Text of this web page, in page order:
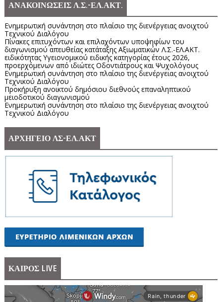
ΑΝΑΚΟΙΝΩΣΕΙΣ Λ.Σ.-ΕΛ.ΑΚΤ.
Ενημερωτική συνάντηση στο πλαίσιο της διενέργειας ανοιχτού
Τεχνικού Διαλόγου
Πίνακες επιτυχόντων και επιλαχόντων υποψηφίων του
διαγωνισμού απευθείας κατάταξης Αξιωματικών Λ.Σ.-ΕΛ.ΑΚΤ.
ειδικότητας Υγειονομικού ειδικής κατηγορίας έτους 2026,
προερχόμενων από ιδιώτες Οδοντιάτρους και Ψυχολόγους
Ενημερωτική συνάντηση στο πλαίσιο της διενέργειας ανοιχτού
Τεχνικού Διαλόγου
Προκήρυξη ανοικτού δημόσιου διεθνούς επαναληπτικού
μειοδοτικού διαγωνισμού
Ενημερωτική συνάντηση στο πλαίσιο της διενέργειας ανοιχτού
Τεχνικού Διαλόγου
ΑΡΧΗΓΕΙΟ ΛΣ-ΕΛ.ΑΚΤ
ΚΑΙΡΟΣ LIVE